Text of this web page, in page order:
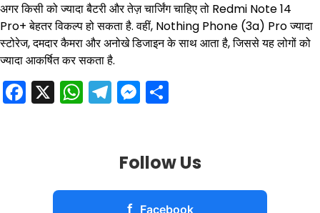
अगर किसी को ज्यादा बैटरी और तेज़ चार्जिंग चाहिए तो Redmi Note 14
Pro+ बेहतर विकल्प हो सकता है. वहीं, Nothing Phone (3a) Pro ज्यादा
स्टोरेज, दमदार कैमरा और अनोखे डिजाइन के साथ आता है, जिससे यह लोगों को
ज्यादा आकर्षित कर सकता है.
Facebook
X WhatsApp
Telegram
Messenger
Follow Us
Facebook